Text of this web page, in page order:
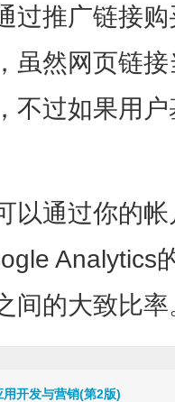
过推广链接
虽然网页链
不过如果用
以通过你的
Analytics
间的大致比率
用开发与营销(第2版)